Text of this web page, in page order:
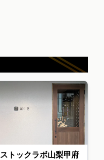
ストックラボ山梨甲府